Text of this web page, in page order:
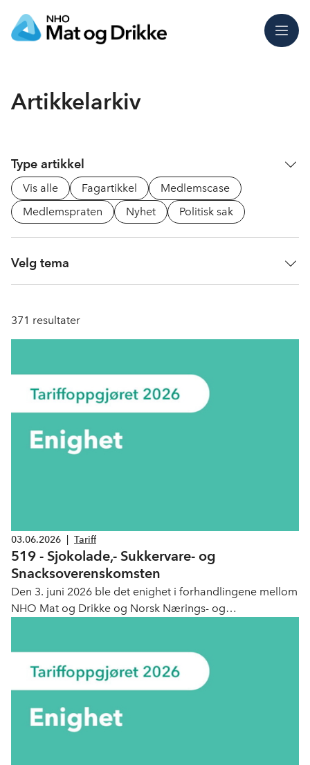
Meny
Artikkelarkiv
Type artikkel
Vis alle Fagartikkel
Medlemscase
Medlemspraten
Nyhet Politisk sak
Velg tema
371 resultater
03.06.2026 Tariff
519 - Sjokolade,- Sukkervare- og
Snacksoverenskomsten
Den 3. juni 2026 ble det enighet i forhandlingene mellom
NHO Mat og Drikke og Norsk Nærings- og